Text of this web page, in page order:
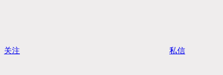
关注 私信